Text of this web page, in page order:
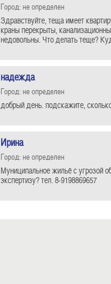
Город: не определен
Здравствуйте, теща имеет
краны перекрыты,
недовольны. Что делать теще?
надежда
Город: не определен
добрый день. подскажите,
Ирина
Город: не определен
Муниципальное жильё с угрозой
экспертизу? тел. 8-9198869657